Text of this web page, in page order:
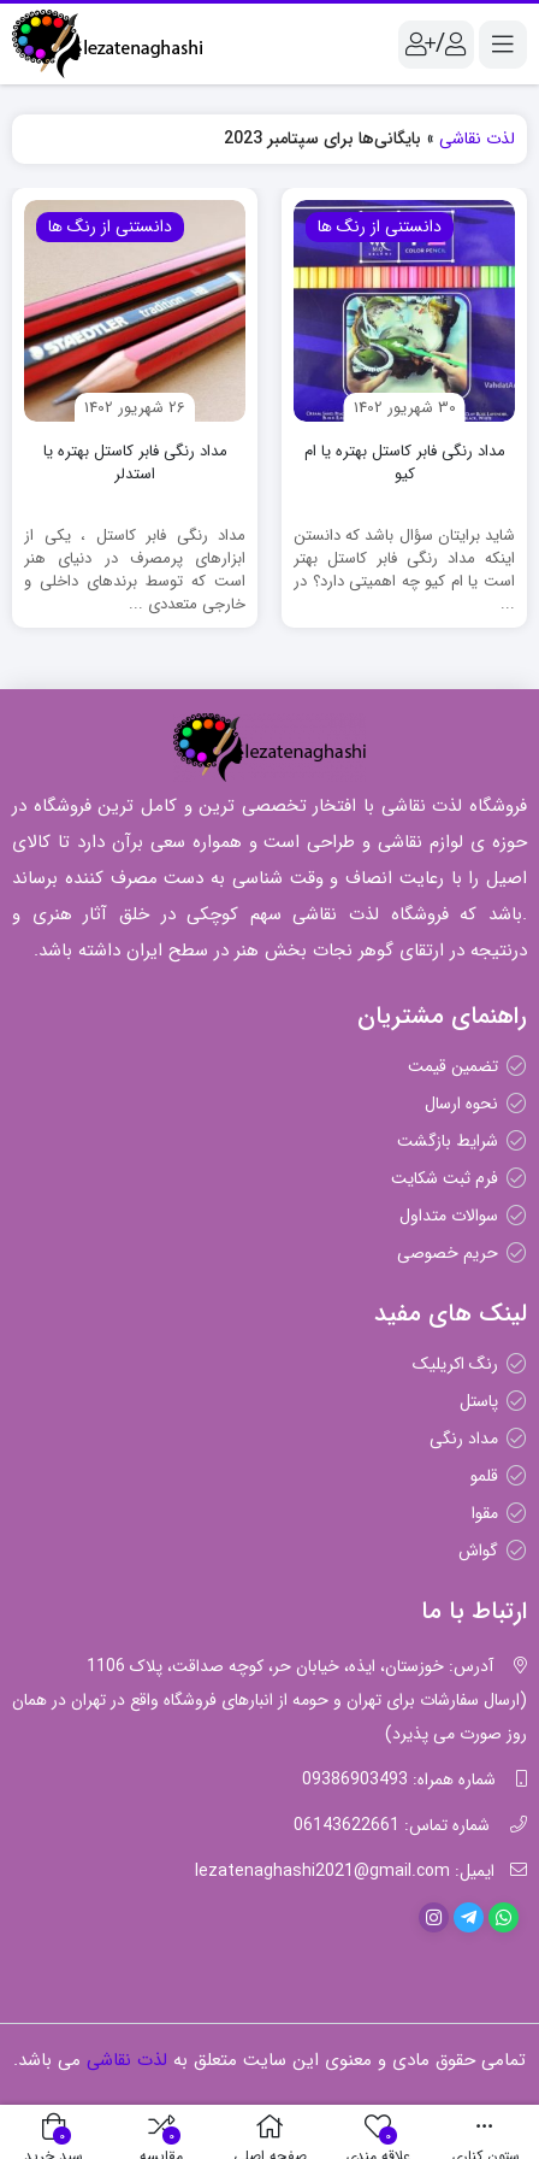
/
لذت نقاشی » بایگانی‌ها برای سپتامبر 2023
دانستنی از رنگ ها
30 شهریور 1402
مداد رنگی فابر کاستل بهتره یا ام
کیو
شاید برایتان سؤال باشد که دانستن
اینکه مداد رنگی فابر کاستل بهتر
است یا ام کیو چه اهمیتی دارد؟ در
...
دانستنی از رنگ ها
26 شهریور 1402
مداد رنگی فابر کاستل بهتره یا
استدلر
مداد رنگی فابر کاستل ، یکی از
ابزارهای پرمصرف در دنیای هنر
است که توسط برندهای داخلی و
خارجی متعددی ...
فروشگاه لذت نقاشی با افتخار تخصصی ترین و کامل ترین فروشگاه در
حوزه ی لوازم نقاشی و طراحی است و همواره سعی برآن دارد تا کالای
اصیل را با رعایت انصاف و وقت شناسی به دست مصرف کننده برساند
.باشد که فروشگاه لذت نقاشی سهم کوچکی در خلق آثار هنری و
درنتیجه در ارتقای گوهر نجات بخش هنر در سطح ایران داشته باشد.
راهنمای مشتریان
تضمین قیمت
نحوه ارسال
شرایط بازگشت
فرم ثبت شکایت
سوالات متداول
حریم خصوصی
لینک های مفید
رنگ اکریلیک
پاستل
مداد رنگی
قلمو
مقوا
گواش
ارتباط با ما
آدرس: خوزستان، ایذه، خیابان حر، کوچه صداقت، پلاک 1106
(ارسال سفارشات برای تهران و حومه از انبارهای فروشگاه واقع در تهران در همان
روز صورت می پذیرد)
شماره همراه: 09386903493
شماره تماس: 06143622661
ایمیل: lezatenaghashi2021@gmail.com
تمامی حقوق مادی و معنوی این سایت متعلق به لذت نقاشی می باشد.
0
0
0